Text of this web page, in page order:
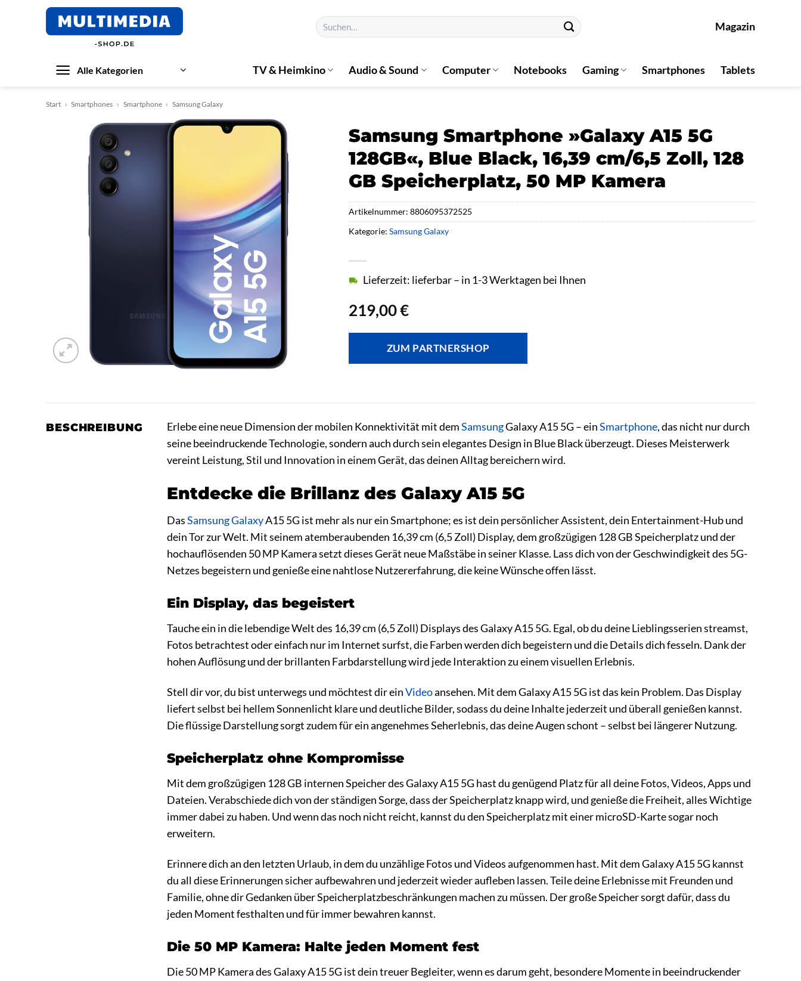
Suchen
nach:
Magazin
Alle Kategorien TV & Heimkino Audio & Sound Computer Notebooks Gaming Smartphones Tablets
Start » Smartphones » Smartphone » Samsung Galaxy
Samsung Smartphone »Galaxy A15 5G
128GB«, Blue Black, 16,39 cm/6,5 Zoll, 128
GB Speicherplatz, 50 MP Kamera
219,00€
Lieferzeit: lieferbar – in 1-3 Werktagen bei Ihnen
ZUM PARTNERSHOP
Artikelnummer:8806095372525
Kategorie:Samsung Galaxy
BESCHREIBUNG Erlebe eine neue Dimension der mobilen Konnektivität mit demSamsungGalaxy A15 5G – einSmartphone, das nicht nur durch
seine beeindruckende Technologie, sondern auch durch sein elegantes Design in Blue Black überzeugt. Dieses Meisterwerk
vereint Leistung, Stil und Innovation in einem Gerät, das deinen Alltag bereichern wird.
Entdecke die Brillanz des Galaxy A15 5G
DasSamsung GalaxyA15 5G ist mehr als nur ein Smartphone; es ist dein persönlicher Assistent, dein Entertainment-Hub und
dein Tor zur Welt. Mit seinem atemberaubenden 16,39 cm (6,5 Zoll) Display, dem großzügigen 128 GB Speicherplatz und der
hochauflösenden 50 MP Kamera setzt dieses Gerät neue Maßstäbe in seiner Klasse. Lass dich von der Geschwindigkeit des 5G-
Netzes begeistern und genieße eine nahtlose Nutzererfahrung, die keine Wünsche offen lässt.
Ein Display, das begeistert
Tauche ein in die lebendige Welt des 16,39 cm (6,5 Zoll) Displays des Galaxy A15 5G. Egal, ob du deine Lieblingsserien streamst,
Fotos betrachtest oder einfach nur im Internet surfst, die Farben werden dich begeistern und die Details dich fesseln. Dank der
hohen Auflösung und der brillanten Farbdarstellung wird jede Interaktion zu einem visuellen Erlebnis.
Stell dir vor, du bist unterwegs und möchtest dir einVideoansehen. Mit dem Galaxy A15 5G ist das kein Problem. Das Display
liefert selbst bei hellem Sonnenlicht klare und deutliche Bilder, sodass du deine Inhalte jederzeit und überall genießen kannst.
Die flüssige Darstellung sorgt zudem für ein angenehmes Seherlebnis, das deine Augen schont – selbst bei längerer Nutzung.
Speicherplatz ohne Kompromisse
Mit dem großzügigen 128 GB internen Speicher des Galaxy A15 5G hast du genügend Platz für all deine Fotos, Videos, Apps und
Dateien. Verabschiede dich von der ständigen Sorge, dass der Speicherplatz knapp wird, und genieße die Freiheit, alles Wichtige
immer dabei zu haben. Und wenn das noch nicht reicht, kannst du den Speicherplatz mit einer microSD-Karte sogar noch
erweitern.
Erinnere dich an den letzten Urlaub, in dem du unzählige Fotos und Videos aufgenommen hast. Mit dem Galaxy A15 5G kannst
du all diese Erinnerungen sicher aufbewahren und jederzeit wieder aufleben lassen. Teile deine Erlebnisse mit Freunden und
Familie, ohne dir Gedanken über Speicherplatzbeschränkungen machen zu müssen. Der große Speicher sorgt dafür, dass du
jeden Moment festhalten und für immer bewahren kannst.
Die 50 MP Kamera: Halte jeden Moment fest
Die 50 MP Kamera des Galaxy A15 5G ist dein treuer Begleiter, wenn es darum geht, besondere Momente in beeindruckender